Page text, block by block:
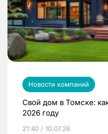
Новости компаний
Свой дом в Томске:
2026 году
21:40 / 10.07.26